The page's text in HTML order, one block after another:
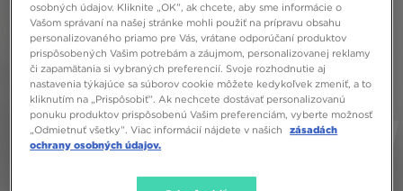
osobných údajov. Kliknite „OK”, ak chcete, aby sme informácie o
Vašom správaní na našej stránke mohli použiť na prípravu obsahu
personalizovaného priamo pre Vás, vrátane odporúčaní produktov
prispôsobených Vašim potrebám a záujmom, personalizovanej reklamy
či zapamätania si vybraných preferencií. Svoje rozhodnutie aj
nastavenia týkajúce sa súborov cookie môžete kedykoľvek zmeniť, a to
kliknutím na „Prispôsobiť”. Ak nechcete dostávať personalizovanú
ponuku produktov prispôsobenú Vašim preferenciám, vyberte možnosť
„Odmietnuť všetky”. Viac informácií nájdete v našich
zásadách
ochrany osobných údajov.